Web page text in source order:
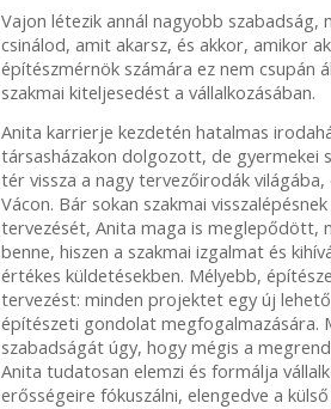
Vajon létezik annál nagyobb
csinálod, amit akarsz, és akkor, amikor
építészmérnök számára ez nem csupán
szakmai kiteljesedést a vállalkozásában.
Anita karrierje kezdetén hatalmas
társasházakon dolgozott, de gyermekei
tér vissza a nagy tervezőirodák
Vácon. Bár sokan szakmai
tervezését, Anita maga is meglepődött,
benne, hiszen a szakmai izgalmat és
értékes küldetésekben. Mélyebb,
tervezést: minden projektet egy új
építészeti gondolat megfogalmazására.
szabadságát úgy, hogy mégis a
Anita tudatosan elemzi és formálja
erősségeire fókuszálni, elengedve a